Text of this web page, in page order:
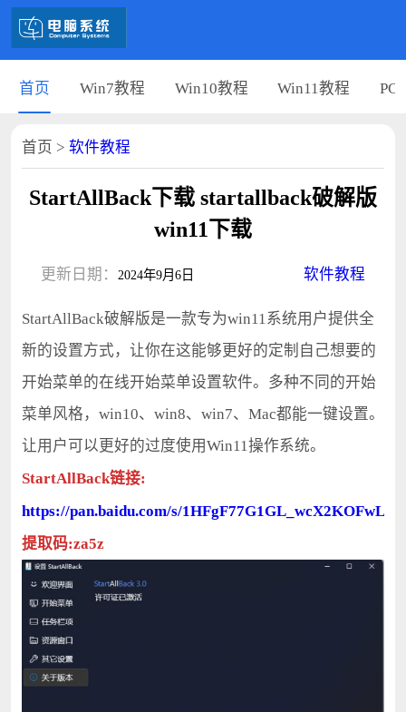
首页 Win7教程 Win10教程 Win11教程 PC
首页 > 软件教程
StartAllBack下载 startallback破解版
win11下载
更新日期： 2024年9月6日 软件教程
StartAllBack破解版是一款专为win11系统用户提供全
新的设置方式，让你在这能够更好的定制自己想要的
开始菜单的在线开始菜单设置软件。多种不同的开始
菜单风格，win10、win8、win7、Mac都能一键设置。
让用户可以更好的过度使用Win11操作系统。
StartAllBack链接:
https://pan.baidu.com/s/
提取码:za5z